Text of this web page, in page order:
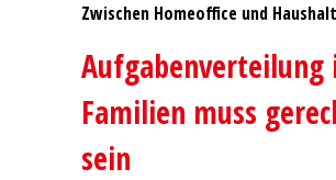
Zwischen Homeoffice und
Aufgabenverteilung
Familien muss
sein